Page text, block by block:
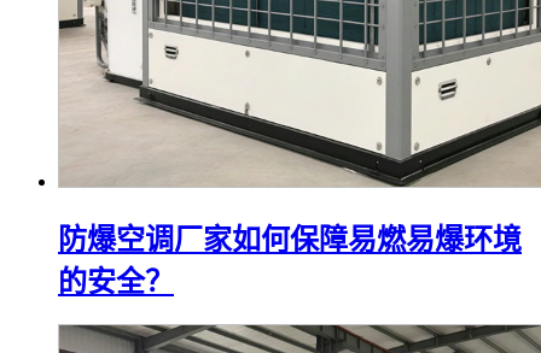
防爆空调厂家如何保障易燃易爆环境
的安全？